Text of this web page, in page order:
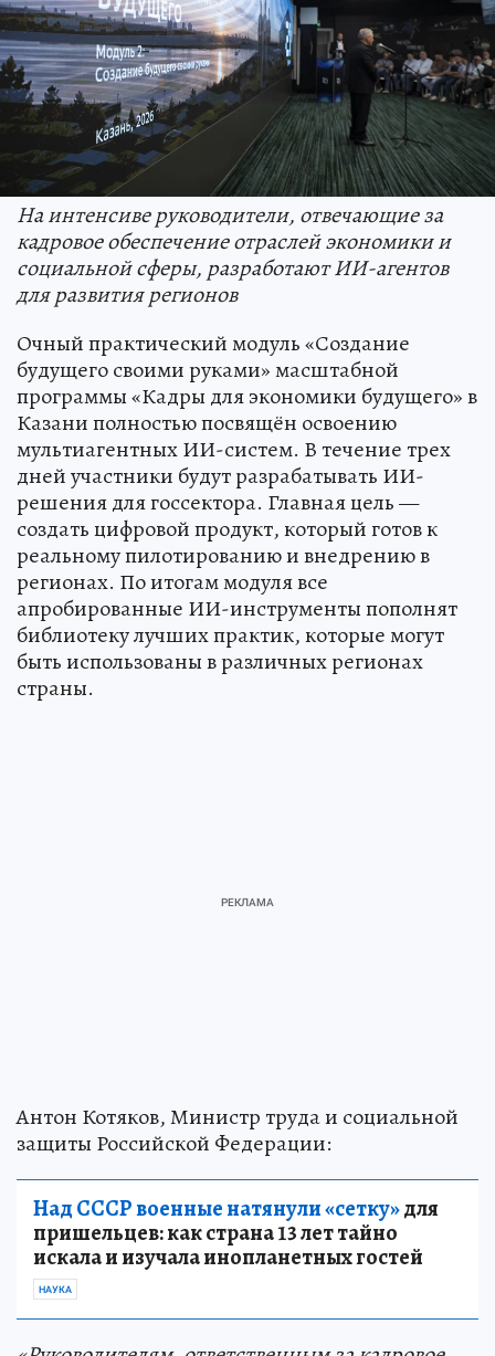
На интенсиве руководители, отвечающие за
кадровое обеспечение отраслей экономики и
социальной сферы, разработают ИИ-агентов
для развития регионов
Очный практический модуль «Создание
будущего своими руками» масштабной
программы «Кадры для экономики будущего» в
Казани полностью посвящён освоению
мультиагентных ИИ-систем. В течение трех
дней участники будут разрабатывать ИИ-
решения для госсектора. Главная цель —
создать цифровой продукт, который готов к
реальному пилотированию и внедрению в
регионах. По итогам модуля все
апробированные ИИ-инструменты пополнят
библиотеку лучших практик, которые могут
быть использованы в различных регионах
страны.
Антон Котяков, Министр труда и социальной
защиты Российской Федерации:
Над СССР военные натянули «сетку»для
пришельцев: как страна 13 лет тайно
искала и изучала инопланетных гостей
НАУКА